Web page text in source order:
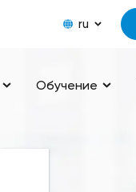
ru
Обучение